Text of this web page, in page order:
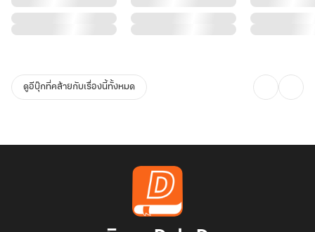
ดูอีบุ๊กที่คล้ายกับเรื่องนี้ทั้งหมด